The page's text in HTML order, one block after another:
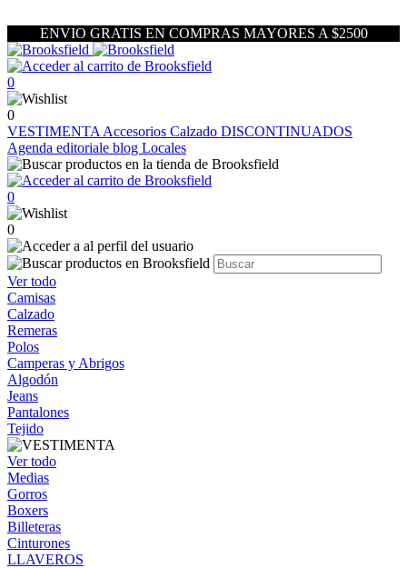
ENVIO GRATIS EN COMPRAS MAYORES A $2500
0
0
VESTIMENTA Accesorios Calzado DISCONTINUADOS
Agenda editoriale blog Locales
0
0
Ver todo
Camisas
Calzado
Remeras
Polos
Camperas y Abrigos
Algodón
Jeans
Pantalones
Tejido
Ver todo
Medias
Gorros
Boxers
Billeteras
Cinturones
LLAVEROS